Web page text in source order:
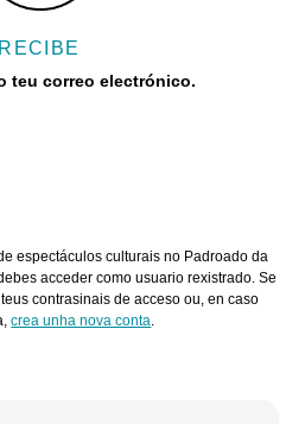
RECIBE
teu correo electrónico.
espectáculos culturais no Padroado da
acceder como usuario rexistrado. Se
contrasinais de acceso ou, en caso
crea unha nova conta